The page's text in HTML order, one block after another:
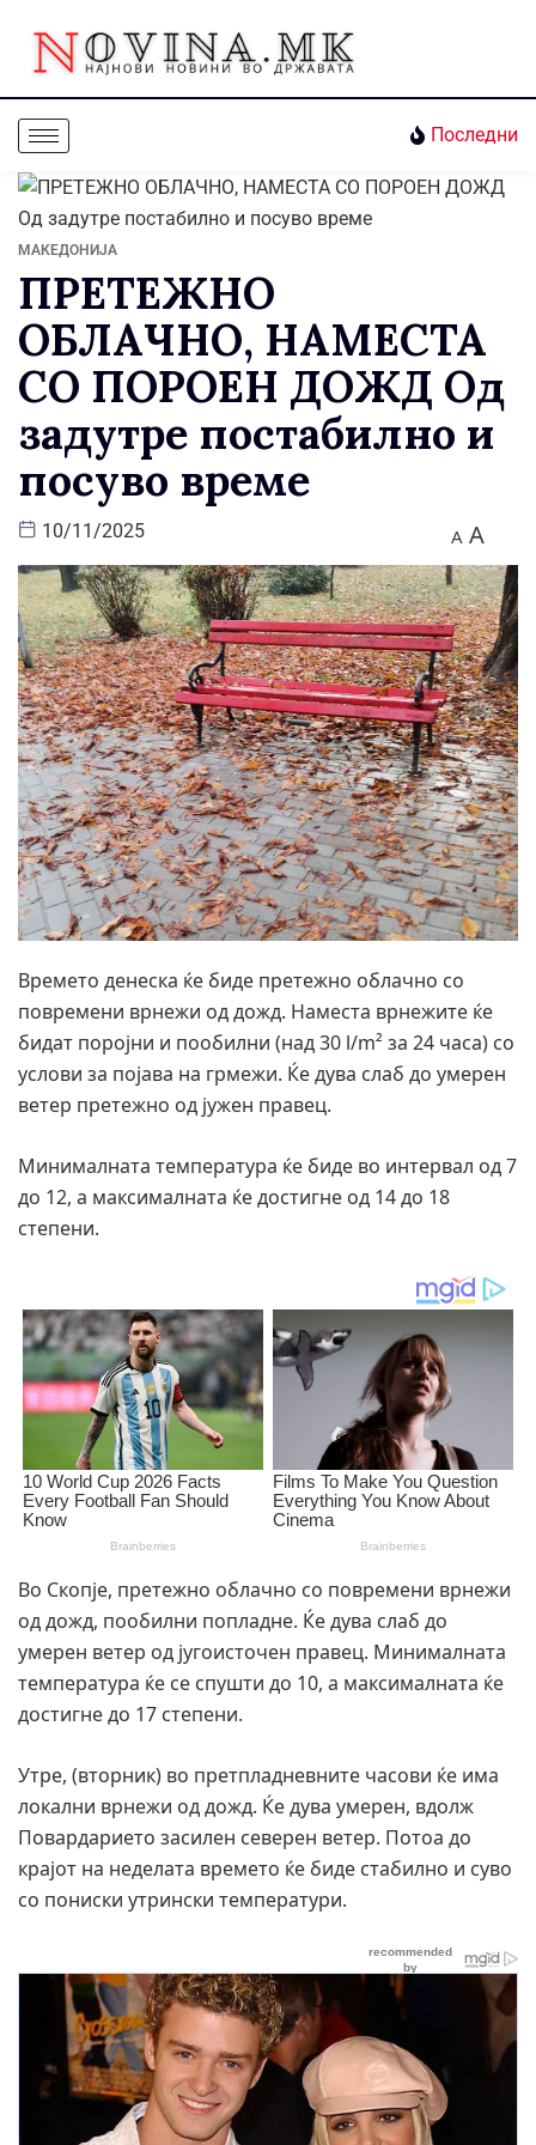
Последни
МАКЕДОНИЈА
ПРЕТЕЖНО
ОБЛАЧНО, НАМЕСТА
СО ПОРОЕН ДОЖД Од
задутре постабилно и
посуво време
10/11/2025 A A
Времето денеска ќе биде претежно облачно со
повремени врнежи од дожд. Наместа врнежите ќе
бидат поројни и пообилни (над 30 l/m² за 24 часа) со
услови за појава на грмежи. Ќе дува слаб до умерен
ветер претежно од јужен правец.
Минималната температура ќе биде во интервал од 7
до 12, а максималната ќе достигне од 14 до 18
степени.
Во Скопје, претежно облачно со повремени врнежи
од дожд, пообилни попладне. Ќе дува слаб до
умерен ветер од југоисточен правец. Минималната
температура ќе се спушти до 10, а максималната ќе
достигне до 17 степени.
Утре, (вторник) во претпладневните часови ќе има
локални врнежи од дожд. Ќе дува умерен, вдолж
Повардарието засилен северен ветер. Потоа до
крајот на неделата времето ќе биде стабилно и суво
со пониски утрински температури.